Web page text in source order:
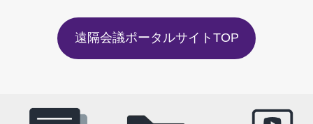
遠隔会議ポータルサイトTOP